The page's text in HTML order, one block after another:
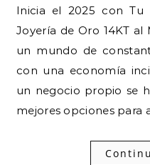
Inicia el 2025 con Tu Propio Negocio: Venta de
Joyería de Oro 14KT
un mundo de
con una economía
un negocio propio se
mejores opciones para